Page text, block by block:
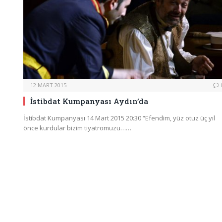
12 MART 2015
İstibdat Kumpanyası Aydın’da
İstibdat Kumpanyası 14 Mart 2015 20:30 “Efendim, yüz otuz üç yıl
önce kurdular bizim tiyatromuzu……